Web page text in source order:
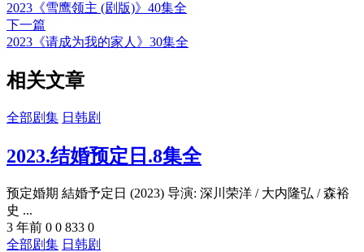
2023《雪鹰领主 (剧版)》40集全
下一篇
2023《请成为我的家人》30集全
相关文章
全部剧集 日韩剧
2023.结婚预定日.8集全
预定婚期 結婚予定日 (2023) 导演: 深川荣洋 / 大内隆弘 / 森裕
史 ...
3 年前 0 0 833 0
全部剧集 日韩剧